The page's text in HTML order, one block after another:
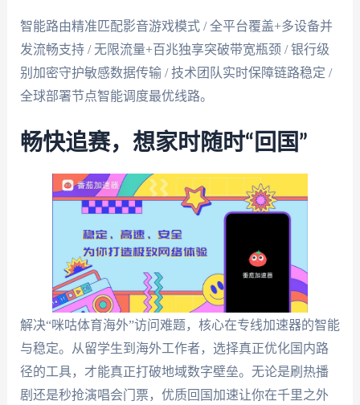
智能路由精准匹配影音游戏模式 / 全平台覆盖+多设备并
发流畅支持 / 无限流量+百兆独享突破带宽瓶颈 / 银行级
别加密守护敏感数据传输 / 技术团队实时保障链路稳定 /
全球部署节点智能调度最优线路。
畅快追赛，想家时随时“回国”
解决“咪咕体育海外”访问难题，核心在专线加速器的智能
与稳定。从留学生到海外工作者，选择真正优化国内路
径的工具，才能真正打破地域数字壁垒。无论是刷热播
剧还是秒抢演唱会门票，优质回国加速让你在千里之外